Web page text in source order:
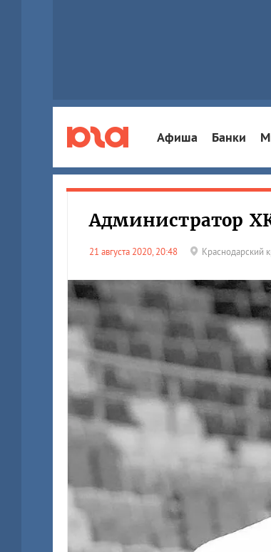
Афиша Банки
Администратор
21 августа 2020, 20:48 Краснодарский